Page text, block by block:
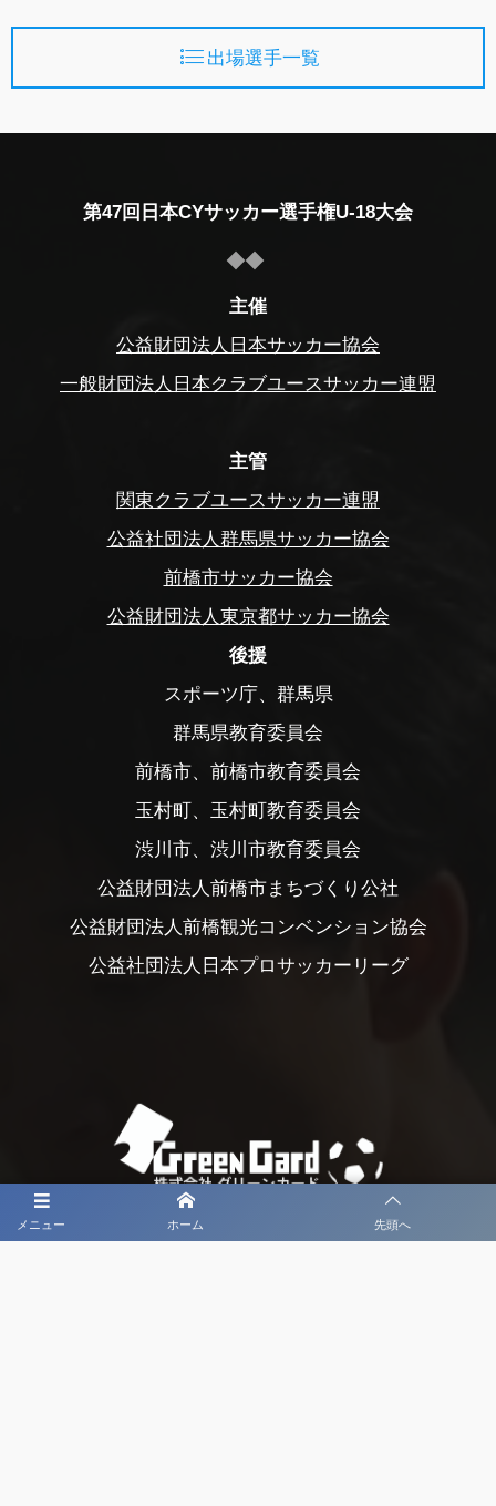
出場選手一覧
メニュー ホーム 先頭へ
第47回日本CYサッカー選手権U-18大会
主催
公益財団法人日本サッカー協会
一般財団法人日本クラブユースサッカー連盟
主管
関東クラブユースサッカー連盟
公益社団法人群馬県サッカー協会
前橋市サッカー協会
公益財団法人東京都サッカー協会
後援
スポーツ庁、群馬県
群馬県教育委員会
前橋市、前橋市教育委員会
玉村町、玉村町教育委員会
渋川市、渋川市教育委員会
公益財団法人前橋市まちづくり公社
公益財団法人前橋観光コンベンション協会
公益社団法人日本プロサッカーリーグ